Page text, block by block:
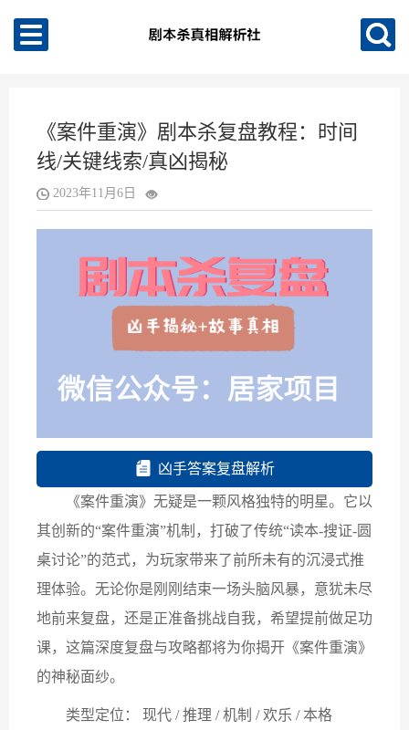
《案件重演》剧本杀复盘教程：时间
线/关键线索/真凶揭秘
2023年11月6日
凶手答案复盘解析
《案件重演》无疑是一颗风格独特的明星。它以
其创新的“案件重演”机制，打破了传统“读本-搜证-圆
桌讨论”的范式，为玩家带来了前所未有的沉浸式推
理体验。无论你是刚刚结束一场头脑风暴，意犹未尽
地前来复盘，还是正准备挑战自我，希望提前做足功
课，这篇深度复盘与攻略都将为你揭开《案件重演》
的神秘面纱。
类型定位： 现代 / 推理 / 机制 / 欢乐 / 本格